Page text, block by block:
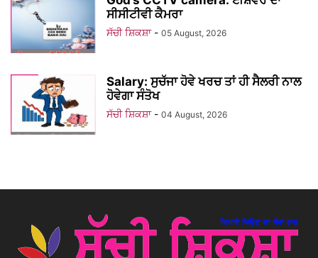
ਸੀਸੀਟੀਵੀ ਕੈਮਰਾ
ਸੱਚੀ ਸ਼ਿਕਸ਼ਾ - 05 August, 2026
Salary: ਸੁਚੱਜਾ ਹੋਵੇ ਖਰਚ ਤਾਂ ਹੀ ਸੈਲਰੀ ਨਾਲ
ਹੋਵੇਗਾ ਸੰਤੋਖ
ਸੱਚੀ ਸ਼ਿਕਸ਼ਾ - 04 August, 2026